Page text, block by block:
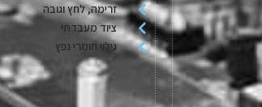
זרימה, לחץ וגובה
ציוד מעבדתי
גילוי חומרי נפץ